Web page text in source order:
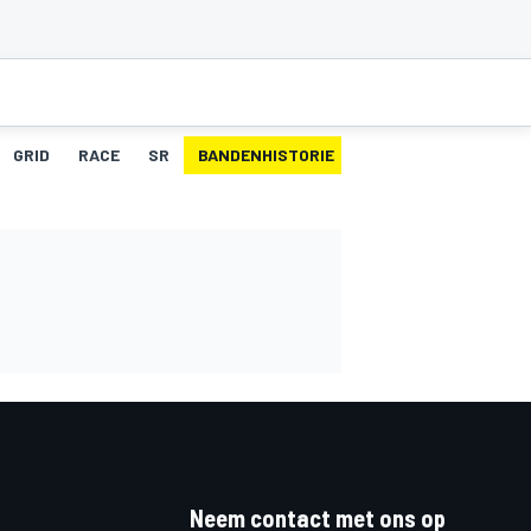
GRID RACE SR BANDENHISTORIE
Neem contact met ons op